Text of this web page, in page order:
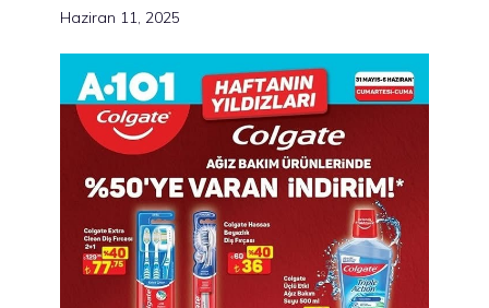
Haziran 11, 2025